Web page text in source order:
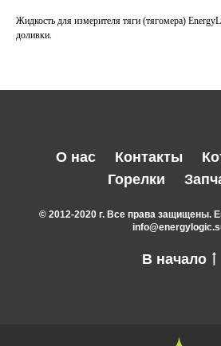
Жидкость для измерителя тяги (тягомера)
доливки.
О нас Контакты
Горелки
© 2012-2020 г. Все права защищены.
В начало